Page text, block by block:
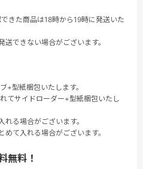
きた商品は18時から19時に発送いた
できない場合がございます。
+型紙梱包いたします。
てサイドローダー+型紙梱包いたし
る場合がございます。
て入れる場合がございます。
無料！